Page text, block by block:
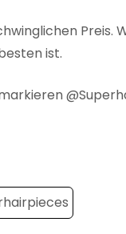
Preis.
ist.